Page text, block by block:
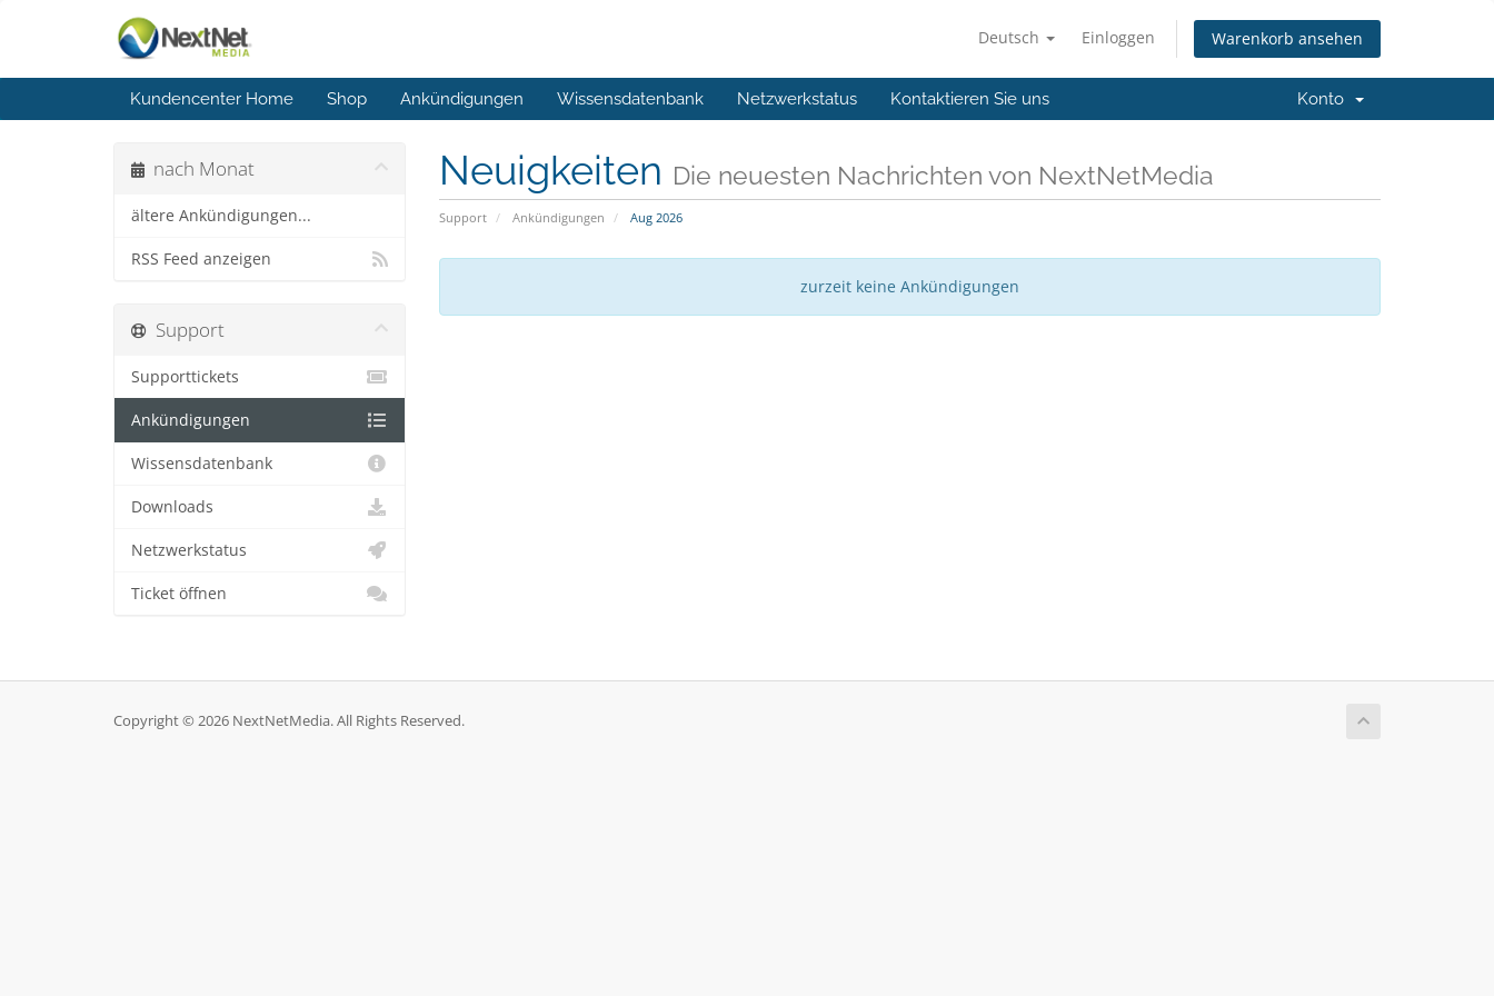
Deutsch Einloggen Warenkorb ansehen
Kundencenter Home Shop Ankündigungen Wissensdatenbank Netzwerkstatus Kontaktieren Sie uns Konto
Neuigkeiten Die neuesten Nachrichten von NextNetMedia
Support Ankündigungen Aug 2026
nach Monat
ältere Ankündigungen...
RSS Feed anzeigen
zurzeit keine Ankündigungen
Support
Supporttickets
Ankündigungen
Wissensdatenbank
Downloads
Netzwerkstatus
Ticket öffnen
Copyright © 2026 NextNetMedia. All Rights Reserved.